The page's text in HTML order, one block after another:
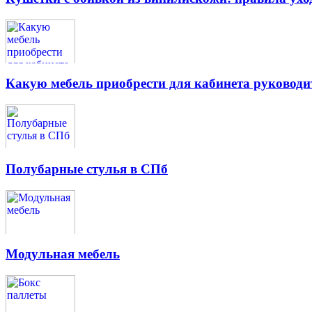
Какую мебель приобрести для кабинета
Полубарные стулья в СПб
Модульная мебель